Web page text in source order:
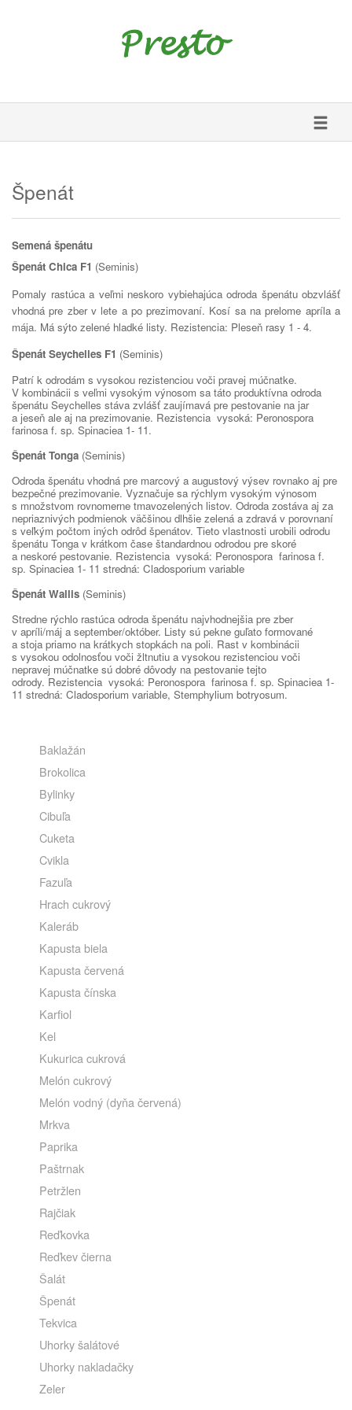
Toggle
Špenát
Semená špenátu
Špenát Chica F1 (Seminis)
Pomaly rastúca a veľmi neskoro vybiehajúca odroda špenátu obzvlášť
vhodná pre zber v lete a po prezimovaní. Kosí sa na prelome apríla a
mája. Má sýto zelené hladké listy. Rezistencia: Pleseň rasy 1 - 4.
Špenát Seychelles F1 (Seminis)
Patrí k odrodám s vysokou rezistenciou voči pravej múčnatke.
V kombinácii s veľmi vysokým výnosom sa táto produktívna odroda
špenátu Seychelles stáva zvlášť zaujímavá pre pestovanie na jar
a jeseň ale aj na prezimovanie. Rezistencia vysoká: Peronospora
farinosa f. sp. Spinaciea 1- 11.
Špenát Tonga (Seminis)
Odroda špenátu vhodná pre marcový a augustový výsev rovnako aj pre
bezpečné prezimovanie. Vyznačuje sa rýchlym vysokým výnosom
s množstvom rovnomerne tmavozelených listov. Odroda zostáva aj za
nepriaznivých podmienok väčšinou dlhšie zelená a zdravá v porovnaní
s veľkým počtom iných odrôd špenátov. Tieto vlastnosti urobili odrodu
špenátu Tonga v krátkom čase štandardnou odrodou pre skoré
a neskoré pestovanie. Rezistencia vysoká: Peronospora farinosa f.
sp. Spinaciea 1- 11 stredná: Cladosporium variable
Špenát Wallis (Seminis)
Stredne rýchlo rastúca odroda špenátu najvhodnejšia pre zber
v apríli/máj a september/október. Listy sú pekne guľato formované
a stoja priamo na krátkych stopkách na poli. Rast v kombinácii
s vysokou odolnosťou voči žltnutiu a vysokou rezistenciou voči
nepravej múčnatke sú dobré dôvody na pestovanie tejto
odrody. Rezistencia vysoká: Peronospora farinosa f. sp. Spinaciea 1-
11 stredná: Cladosporium variable, Stemphylium botryosum.
Baklažán
Brokolica
Bylinky
Cibuľa
Cuketa
Cvikla
Fazuľa
Hrach cukrový
Kaleráb
Kapusta biela
Kapusta červená
Kapusta čínska
Karfiol
Kel
Kukurica cukrová
Melón cukrový
Melón vodný (dyňa červená)
Mrkva
Paprika
Paštrnak
Petržlen
Rajčiak
Reďkovka
Reďkev čierna
Šalát
Špenát
Tekvica
Uhorky šalátové
Uhorky nakladačky
Zeler